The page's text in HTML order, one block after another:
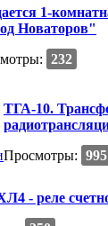
1-
Новаторов"
232
ТГА-10.
Просмотры: 995
- реле